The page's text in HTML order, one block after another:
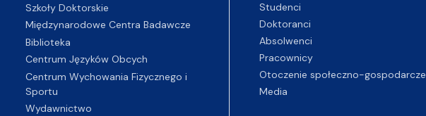
Szkoły Doktorskie
Międzynarodowe Centra Badawcze
Biblioteka
Centrum Języków Obcych
Centrum Wychowania Fizycznego i
Sportu
Wydawnictwo
Studenci
Doktoranci
Absolwenci
Pracownicy
Otoczenie społeczno-gospodarcze
Media